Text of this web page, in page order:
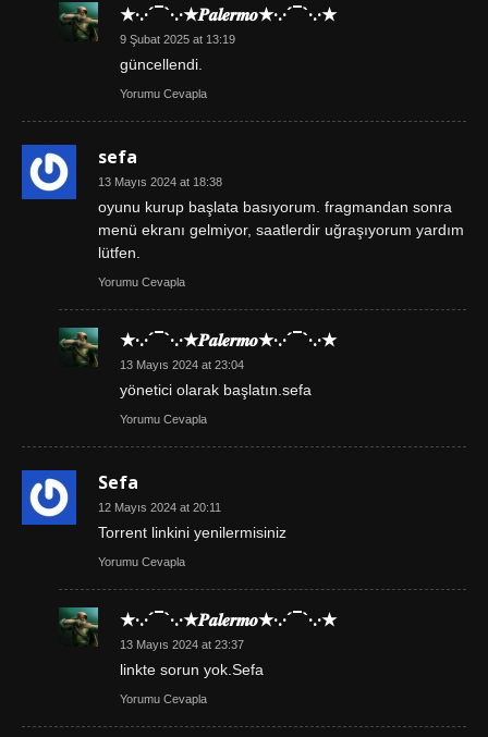
★·.·´¯`·.·★𝑷𝒂𝒍𝒆𝒓𝒎𝒐★·.·´¯`·.·★
9 Şubat 2025 at 13:19
güncellendi.
Yorumu Cevapla
sefa
13 Mayıs 2024 at 18:38
oyunu kurup başlata basıyorum. fragmandan sonra
menü ekranı gelmiyor, saatlerdir uğraşıyorum yardım
lütfen.
Yorumu Cevapla
★·.·´¯`·.·★𝑷𝒂𝒍𝒆𝒓𝒎𝒐★·.·´¯`·.·★
13 Mayıs 2024 at 23:04
yönetici olarak başlatın.sefa
Yorumu Cevapla
Sefa
12 Mayıs 2024 at 20:11
Torrent linkini yenilermisiniz
Yorumu Cevapla
★·.·´¯`·.·★𝑷𝒂𝒍𝒆𝒓𝒎𝒐★·.·´¯`·.·★
13 Mayıs 2024 at 23:37
linkte sorun yok.Sefa
Yorumu Cevapla